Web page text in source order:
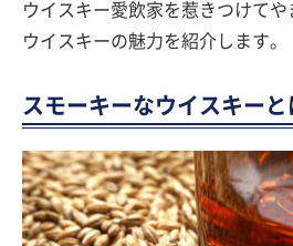
ウイスキー愛飲家を惹きつけて
ウイスキーの魅力を紹介します。
スモーキーなウイスキーと